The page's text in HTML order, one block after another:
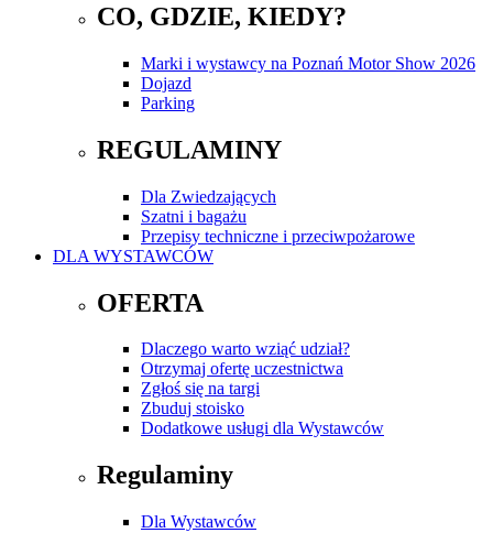
CO, GDZIE, KIEDY?
Marki i wystawcy na Poznań Motor Show 2026
Dojazd
Parking
REGULAMINY
Dla Zwiedzających
Szatni i bagażu
Przepisy techniczne i przeciwpożarowe
DLA WYSTAWCÓW
OFERTA
Dlaczego warto wziąć udział?
Otrzymaj ofertę uczestnictwa
Zgłoś się na targi
Zbuduj stoisko
Dodatkowe usługi dla Wystawców
Regulaminy
Dla Wystawców